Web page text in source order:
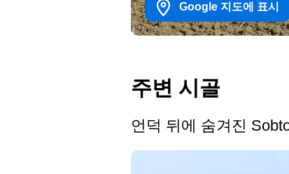
Google 지도에 표시
주변 시골
언덕 뒤에 숨겨진